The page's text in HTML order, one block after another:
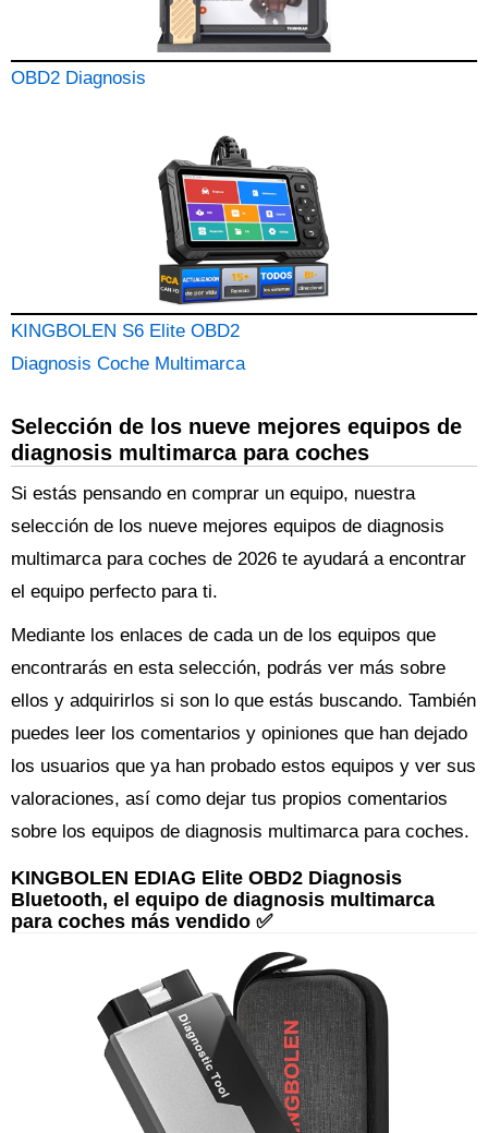
OBD2 Diagnosis
KINGBOLEN S6 Elite OBD2
Diagnosis Coche Multimarca
Selección de los nueve mejores equipos de
diagnosis multimarca para coches
Si estás pensando en comprar un equipo, nuestra
selección de los nueve mejores equipos de diagnosis
multimarca para coches de 2026 te ayudará a encontrar
el equipo perfecto para ti.
Mediante los enlaces de cada un de los equipos que
encontrarás en esta selección, podrás ver más sobre
ellos y adquirirlos si son lo que estás buscando. También
puedes leer los comentarios y opiniones que han dejado
los usuarios que ya han probado estos equipos y ver sus
valoraciones, así como dejar tus propios comentarios
sobre los equipos de diagnosis multimarca para coches.
KINGBOLEN EDIAG Elite OBD2 Diagnosis
Bluetooth, el equipo de diagnosis multimarca
para coches más vendido ✅